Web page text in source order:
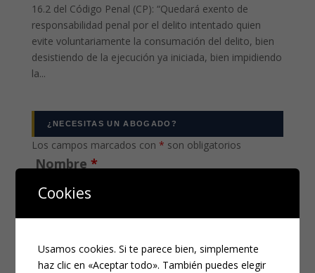
16.2 del Código Penal (CP): “Quedará exento de
responsabilidad penal por el delito intentado quien
evite voluntariamente la consumación del delito, bien
desistiendo de la ejecución ya iniciada, bien impidiendo
la...
¿NECESITAS UN ABOGADO?
Los campos marcados con * son obligatorios
Nombre *
Cookies
Usamos cookies. Si te parece bien, simplemente
haz clic en «Aceptar todo». También puedes elegir